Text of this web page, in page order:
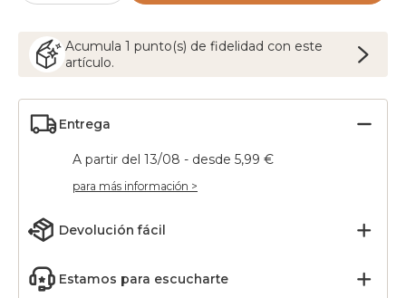
Acumula 1 punto(s) de fidelidad con este
artículo.
Entrega
A partir del 13/08 - desde 5,99 €
para más información >
Devolución fácil
Estamos para escucharte